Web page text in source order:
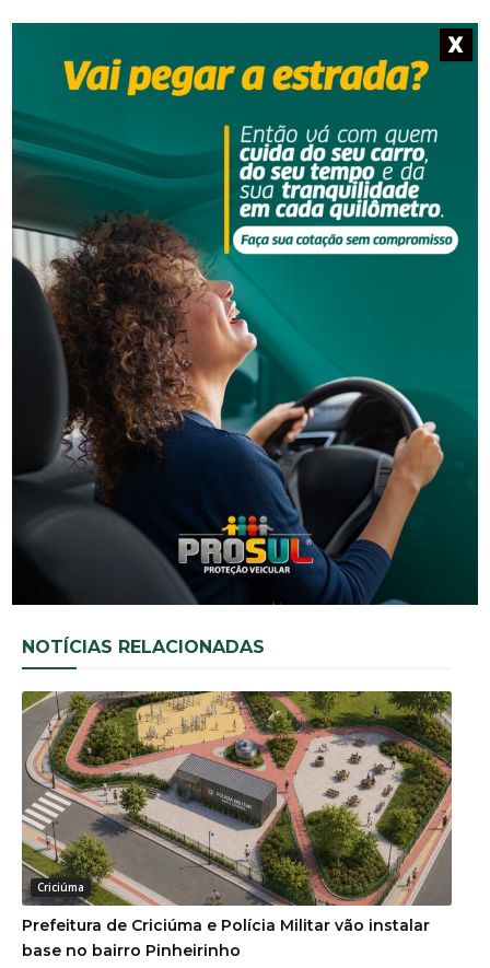
nas três horas que antecedem a doação;
– Evitar o consumo de bebidas alcoólicas nas últimas 12
horas.
Colaboração: Vanessa Amando | Assessoria de Imprensa
Unimed Criciúma
- Anúncio -
NOTÍCIAS RELACIONADAS
Criciúma
Prefeitura de Criciúma e Polícia Militar vão instalar
base no bairro Pinheirinho
X